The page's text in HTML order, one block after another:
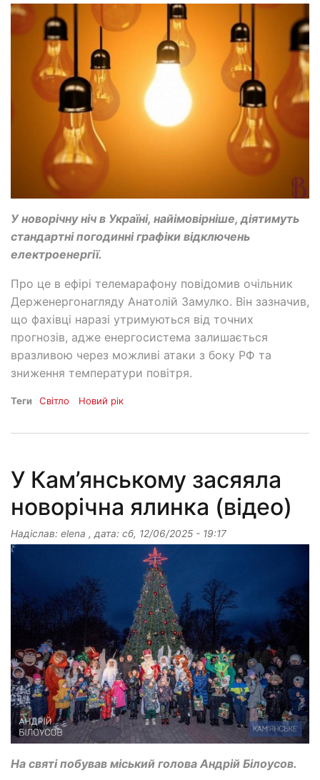
У новорічну ніч в Україні, найімовірніше, діятимуть
стандартні погодинні графіки відключень
електроенергії.
Про це в ефірі телемарафону повідомив очільник
Держенергонагляду Анатолій Замулко. Він зазначив,
що фахівці наразі утримуються від точних
прогнозів, адже енергосистема залишається
вразливою через можливі атаки з боку РФ та
зниження температури повітря.
Теги Світло Новий рік
У Кам’янському засяяла
новорічна ялинка (відео)
Надіслав: elena , дата: сб, 12/06/2025 - 19:17
На святі побував міський голова Андрій Білоусов.